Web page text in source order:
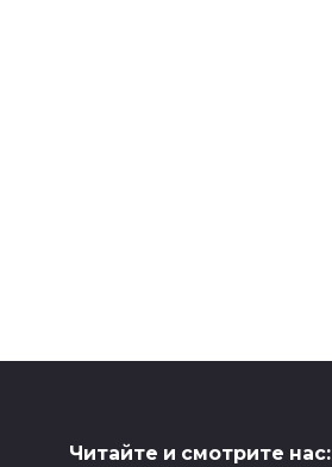
Читайте и смотрите нас: